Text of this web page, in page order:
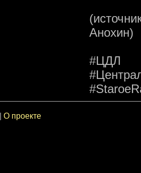
Анохин)
#ЦДЛ
О проекте